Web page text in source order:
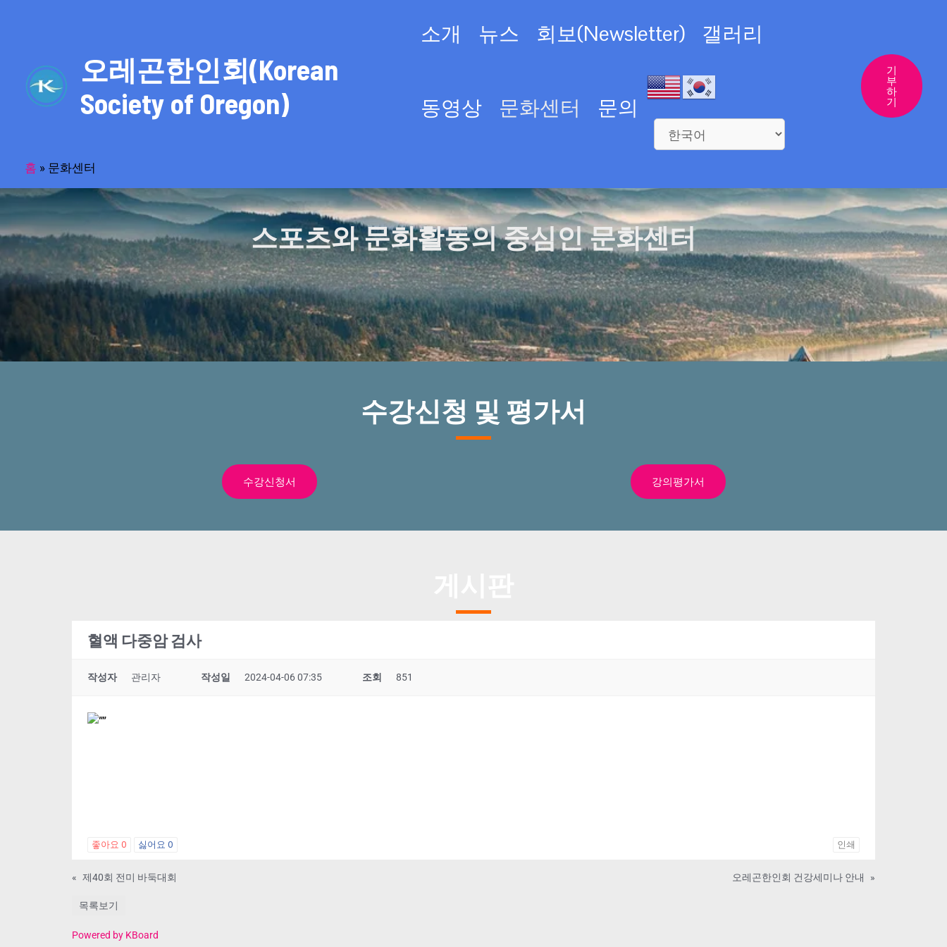
오레곤한인회(Korean
Society of Oregon)
소개 뉴스 회보(Newsletter) 갤러리
동영상 문화센터 문의
기
부
하
기
홈 » 문화센터
스포츠와 문화활동의 중심인 문화센터
수강신청 및 평가서
수강신청서 강의평가서
혈액 다중암 검사
작성자 관리자 작성일 2024-04-06 07:35 조회 851
좋아요 0 싫어요 0 인쇄
« 제40회 전미 바둑대회 오레곤한인회 건강세미나 안내 »
목록보기
Powered by KBoard